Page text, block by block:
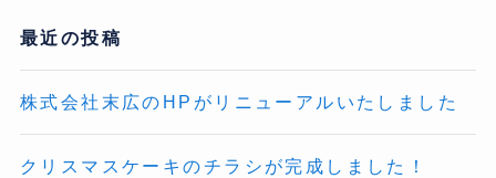
最近の投稿
株式会社末広のHPがリニューアルいたしました
クリスマスケーキのチラシが完成しました！